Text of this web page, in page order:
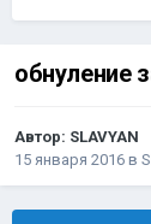
обнуление
Автор: SLAVYAN
15 января 2016 в